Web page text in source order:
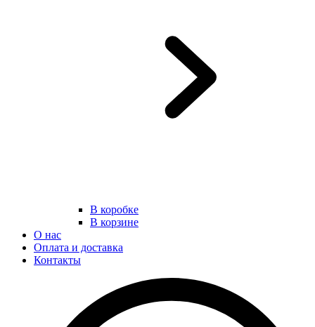
В коробке
В корзине
О нас
Оплата и доставка
Контакты